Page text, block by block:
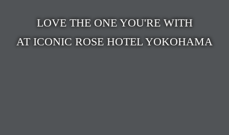
LOVE THE ONE YOU'RE WITH
AT ICONIC ROSE HOTEL YOKOHAMA